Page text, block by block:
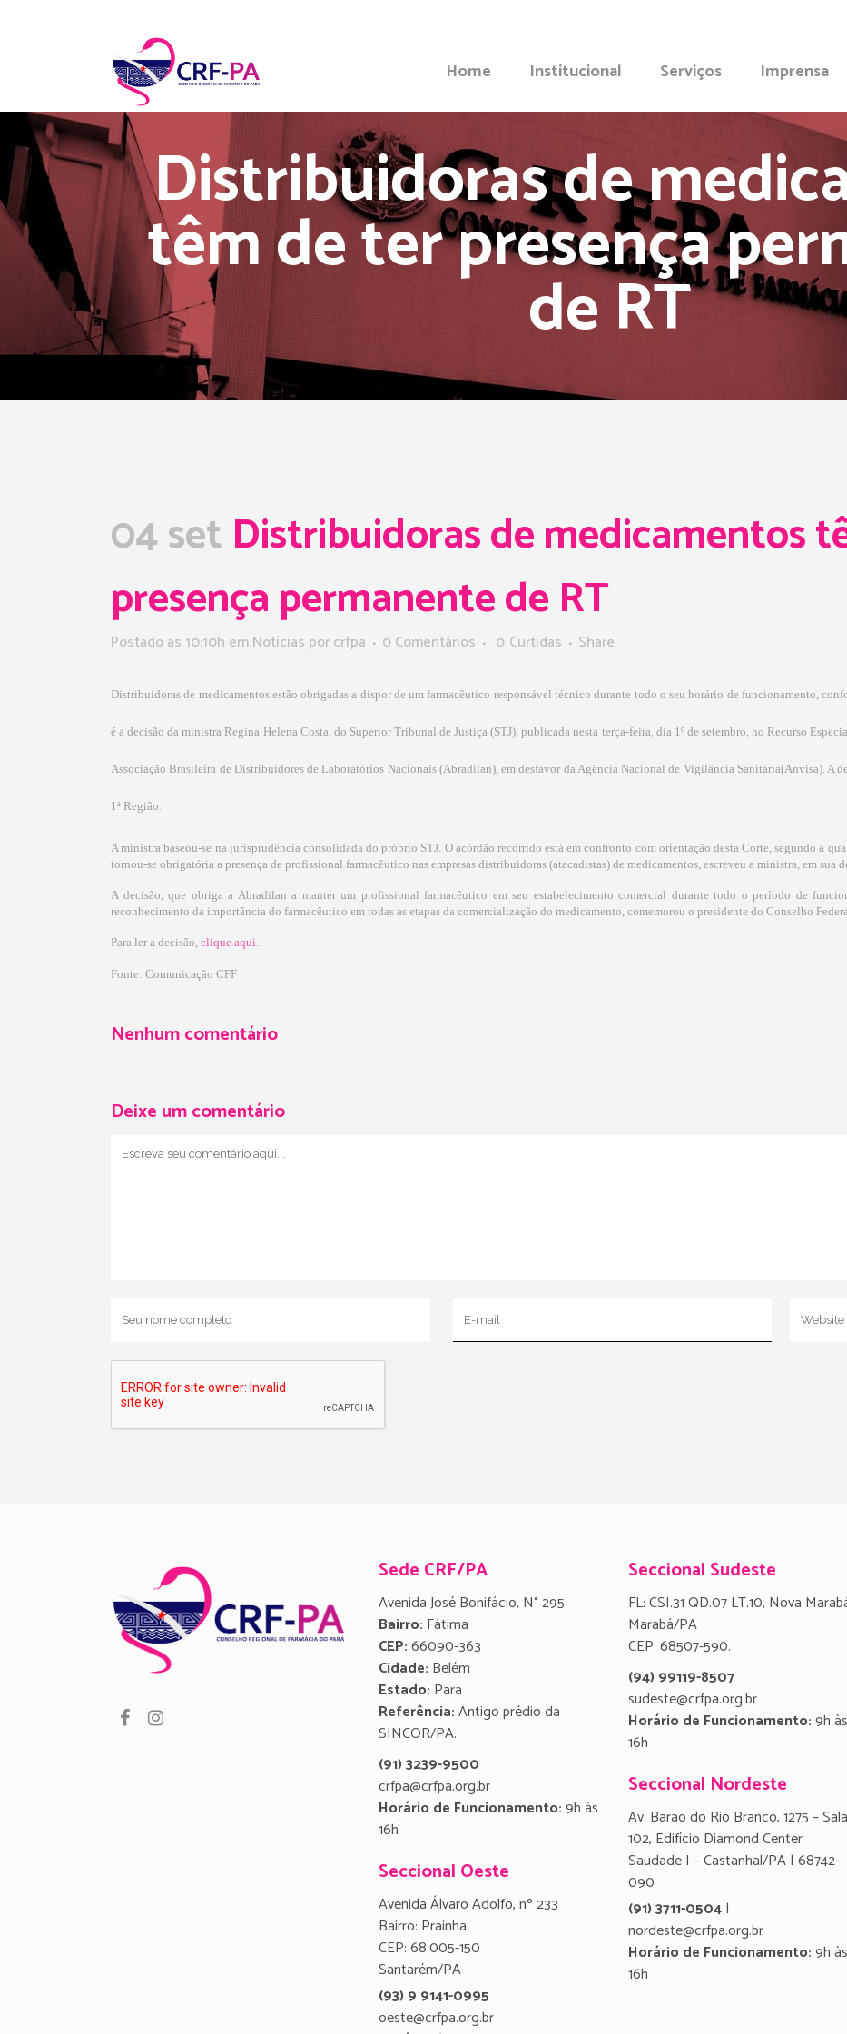
Home Institucional Serviços Imprensa
Distribuidoras de
têm de ter presença
de RT
04 set Distribuidoras de medicamentos
presença permanente de RT
Postado as 10:10h emNotícias porcrfpa 0 Comentários 0 Curtidas Share
Distribuidoras de medicamentos estão obrigadas a dispor de um farmacêutico responsável técnico durante todo o seu horário de funcionamento,
é a decisão da ministra Regina Helena Costa, do Superior Tribunal de Justiça (STJ), publicada nesta terça-feira, dia 1º de setembro, no Recurso
Associação Brasileira de Distribuidores de Laboratórios Nacionais (Abradilan), em desfavor da Agência Nacional de Vigilância Sanitária(Anvisa). A
1ª Região.
A ministra baseou-se na jurisprudência consolidada do próprio STJ. O acórdão recorrido está em confronto com orientação desta Corte, segundo a
tornou-se obrigatória a presença de profissional farmacêutico nas empresas distribuidoras (atacadistas) de medicamentos, escreveu a ministra, em sua
A decisão, que obriga a Abradilan a manter um profissional farmacêutico em seu estabelecimento comercial durante todo o período de
reconhecimento da importância do farmacêutico em todas as etapas da comercialização do medicamento, comemorou o presidente do Conselho
Para ler a decisão, clique aqui.
Fonte: Comunicação CFF
Nenhum comentário
Deixe um comentário
Sede CRF/PA
Avenida José Bonifácio, N° 295
Bairro: Fátima
CEP:66090-363
Cidade: Belém
Estado: Para
Referência:Antigo prédio da
SINCOR/PA.
(91) 3239-9500
crfpa@crfpa.org.br
Horário de Funcionamento:9h às
16h
Seccional Oeste
Avenida Álvaro Adolfo, nº 233
Bairro: Prainha
CEP: 68.005-150
Santarém/PA
(93) 9 9141-0995
oeste@crfpa.org.br
Seccional Sudeste
FL: CSI.31 QD.07 LT.10, Nova
Marabá/PA
CEP: 68507-590.
(94) 99119-8507
sudeste@crfpa.org.br
Horário de Funcionamento:9h às
16h
Seccional Nordeste
Av. Barão do Rio Branco, 1275 – Sala
102, Edifício Diamond Center
Saudade I – Castanhal/PA | 68742-
090
(91) 3711-0504|
nordeste@crfpa.org.br
Horário de Funcionamento:9h às
16h